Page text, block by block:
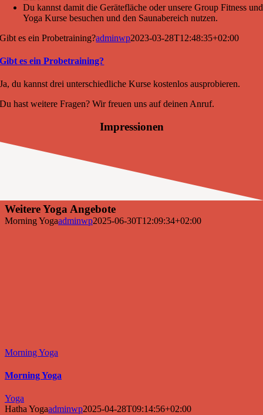
Du kannst damit die Gerätefläche oder unsere Group Fitness und
Yoga Kurse besuchen und den Saunabereich nutzen.
Gibt es ein Probetraining?adminwp2023-03-28T12:48:35+02:00
Gibt es ein Probetraining?
Ja, du kannst drei unterschiedliche Kurse kostenlos ausprobieren.
Du hast weitere Fragen? Wir freuen uns auf deinen Anruf.
Impressionen
Weitere Yoga Angebote
Morning Yogaadminwp2025-06-30T12:09:34+02:00
Morning Yoga
Morning Yoga
Yoga
Hatha Yogaadminwp2025-04-28T09:14:56+02:00